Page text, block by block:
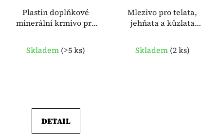
Plastin doplňkové
minerální krmivo pro
Skladem (>5 ks)
DETAIL
Mlezivo pro telata,
jehňata a kůzlata
Skladem (2 ks)